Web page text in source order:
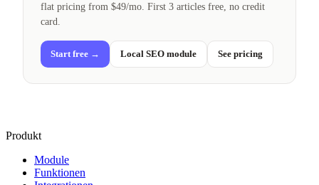
flat pricing from $49/mo. First 3 articles free, no credit
card.
Start free → Local SEO module See pricing
Produkt
Module
Funktionen